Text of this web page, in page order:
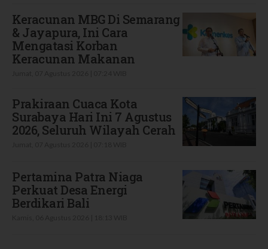
Keracunan MBG Di Semarang
& Jayapura, Ini Cara
Mengatasi Korban
Keracunan Makanan
Prakiraan Cuaca Kota
Surabaya Hari Ini 7 Agustus
2026, Seluruh Wilayah Cerah
Pertamina Patra Niaga
Perkuat Desa Energi
Berdikari Bali